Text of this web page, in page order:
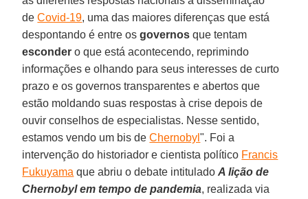
deCovid-19, uma das maiores diferenças que está
despontando é entre osgovernos que tentam
esconder o que está acontecendo, reprimindo
informações e olhando para seus interesses de curto
prazo e os governos transparentes e abertos que
estão moldando suas respostas à crise depois de
ouvir conselhos de especialistas. Nesse sentido,
estamos vendo um bis deChernobyl". Foi a
intervenção do historiador e cientista político Francis
Fukuyama que abriu o debate intituladoA lição de
Chernobyl em tempo de pandemia, realizada via